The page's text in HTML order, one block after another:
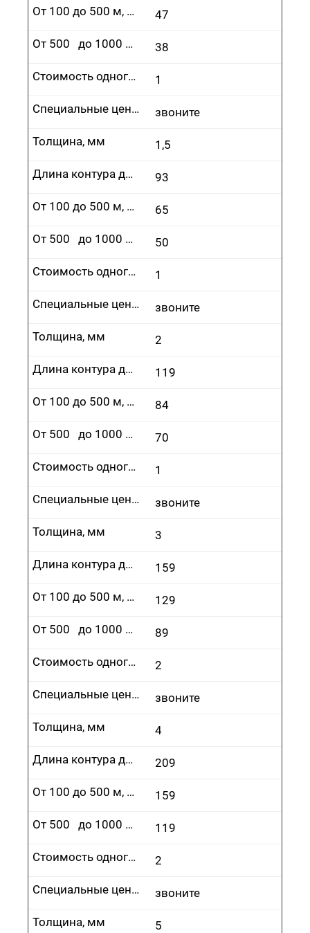
47
От 100 до 500 м, руб.
38
От 500 до 1000 м, руб.
1
Стоимость одного врезания, руб.
звоните
Специальные цены
1,5
Толщина, мм
93
Длина контура до 100 м, руб.
65
От 100 до 500 м, руб.
50
От 500 до 1000 м, руб.
1
Стоимость одного врезания, руб.
звоните
Специальные цены
2
Толщина, мм
119
Длина контура до 100 м, руб.
84
От 100 до 500 м, руб.
70
От 500 до 1000 м, руб.
1
Стоимость одного врезания, руб.
звоните
Специальные цены
3
Толщина, мм
159
Длина контура до 100 м, руб.
129
От 100 до 500 м, руб.
89
От 500 до 1000 м, руб.
2
Стоимость одного врезания, руб.
звоните
Специальные цены
4
Толщина, мм
209
Длина контура до 100 м, руб.
159
От 100 до 500 м, руб.
119
От 500 до 1000 м, руб.
2
Стоимость одного врезания, руб.
звоните
Специальные цены
5
Толщина, мм